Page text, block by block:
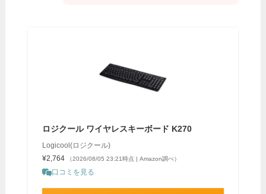
ロジクール ワイヤレスキーボード K270
Logicool(ロジクール)
¥2,764
（2026/08/05 23:21時点 | Amazon調べ）
口コミを見る